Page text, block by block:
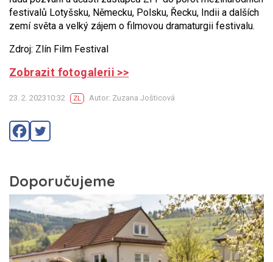
festivalů Lotyšsku, Německu, Polsku, Řecku, Indii a dalších
zemí světa a velký zájem o filmovou dramaturgii festivalu.
Zdroj: Zlín Film Festival
Zobrazit fotogalerii >>
23. 2. 202310:32 ZL Autor: Zuzana Jošticová